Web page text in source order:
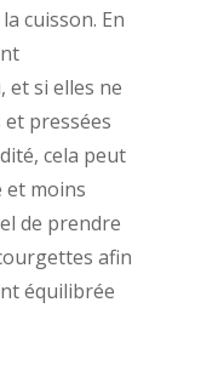
cuisson. En
et si elles ne
pressées
cela peut
moins
de prendre
afin
équilibrée